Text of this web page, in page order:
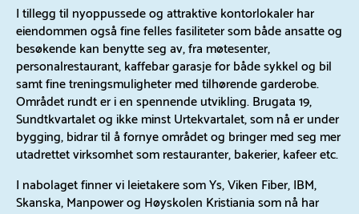
I tillegg til nyoppussede og attraktive kontorlokaler har
eiendommen også fine felles fasiliteter som både ansatte og
besøkende kan benytte seg av, fra møtesenter,
personalrestaurant, kaffebar garasje for både sykkel og bil
samt fine treningsmuligheter med tilhørende garderobe.
Området rundt er i en spennende utvikling. Brugata 19,
Sundtkvartalet og ikke minst Urtekvartalet, som nå er under
bygging, bidrar til å fornye området og bringer med seg mer
utadrettet virksomhet som restauranter, bakerier, kafeer etc.
I nabolaget finner vi leietakere som Ys, Viken Fiber, IBM,
Skanska, Manpower og Høyskolen Kristiania som nå har